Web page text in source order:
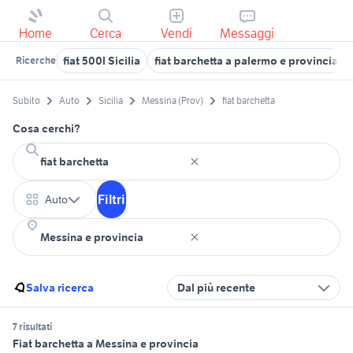
Home Cerca Vendi Messaggi
Ricerche fiat 500l Sicilia fiat barchetta a palermo e provincia
Subito Auto Sicilia Messina (Prov) fiat barchetta
Cosa cerchi?
Auto Filtri
Salva ricerca Dal più recente
7 risultati
Fiat barchetta a Messina e provincia